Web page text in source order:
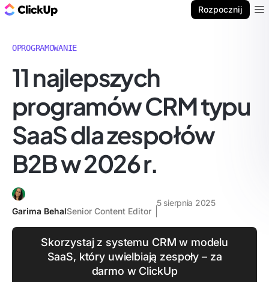
Rozpocznij
OPROGRAMOWANIE
11 najlepszych
programów CRM typu
SaaS dla zespołów
B2B w 2026 r.
Garima BehalSenior Content Editor
5 sierpnia 2025
Skorzystaj z systemu CRM w modelu
SaaS, który uwielbiają zespoły – za
darmo w ClickUp